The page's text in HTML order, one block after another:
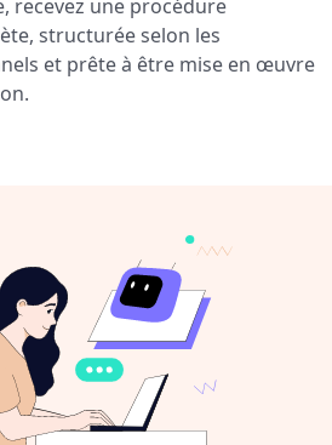
recevez une procédure
structurée selon les
et prête à être mise en œuvre